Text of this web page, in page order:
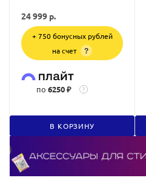
24 999 р.
+ 750 бонусных рублей
на счет
?
по 6250 ₽ ?
В КОРЗИНУ